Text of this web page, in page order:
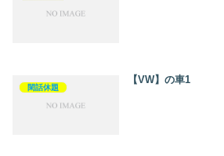
閑話休題
【VW】の車1